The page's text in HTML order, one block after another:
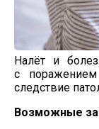
Налёт и
с
следствие
Возможные